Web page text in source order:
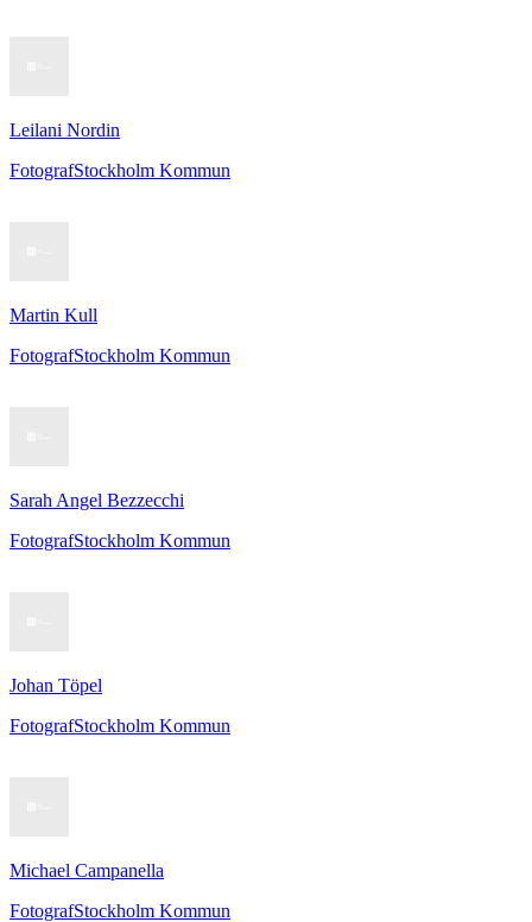
Leilani Nordin
FotografStockholm Kommun
Martin Kull
FotografStockholm Kommun
Sarah Angel Bezzecchi
FotografStockholm Kommun
Johan Töpel
FotografStockholm Kommun
Michael Campanella
FotografStockholm Kommun